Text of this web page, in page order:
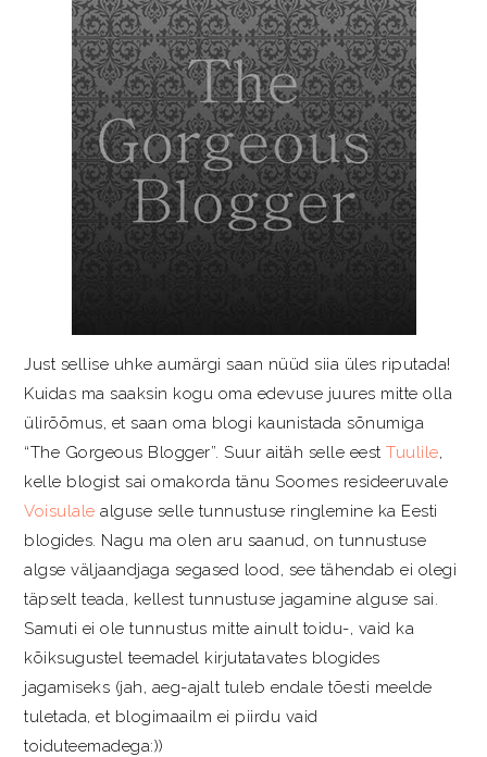
Just sellise uhke aumärgi saan nüüd siia üles riputada!
Kuidas ma saaksin kogu oma edevuse juures mitte olla
ülirõõmus, et saan oma blogi kaunistada sõnumiga
“The Gorgeous Blogger”. Suur aitäh selle eestTuulile,
kelle blogist sai omakorda tänu Soomes resideeruvale
Voisulale alguse selle tunnustuse ringlemine ka Eesti
blogides. Nagu ma olen aru saanud, on tunnustuse
algse väljaandjaga segased lood, see tähendab ei olegi
täpselt teada, kellest tunnustuse jagamine alguse sai.
Samuti ei ole tunnustus mitte ainult toidu-, vaid ka
kõiksugustel teemadel kirjutatavates blogides
jagamiseks (jah, aeg-ajalt tuleb endale tõesti meelde
tuletada, et blogimaailm ei piirdu vaid
toiduteemadega:))